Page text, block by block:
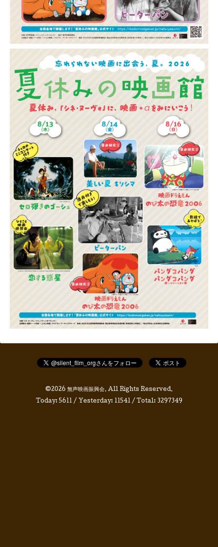
©2026 無声映画振興会. All Rights Reserved.
Today: 5611/ Yesterday: 11541/ Total: 3297349